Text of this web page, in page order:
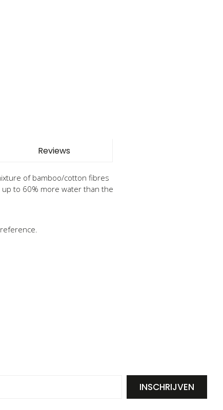
of bamboo/cotton fibres
to 60% more water than the
Reviews
INSCHRIJVEN